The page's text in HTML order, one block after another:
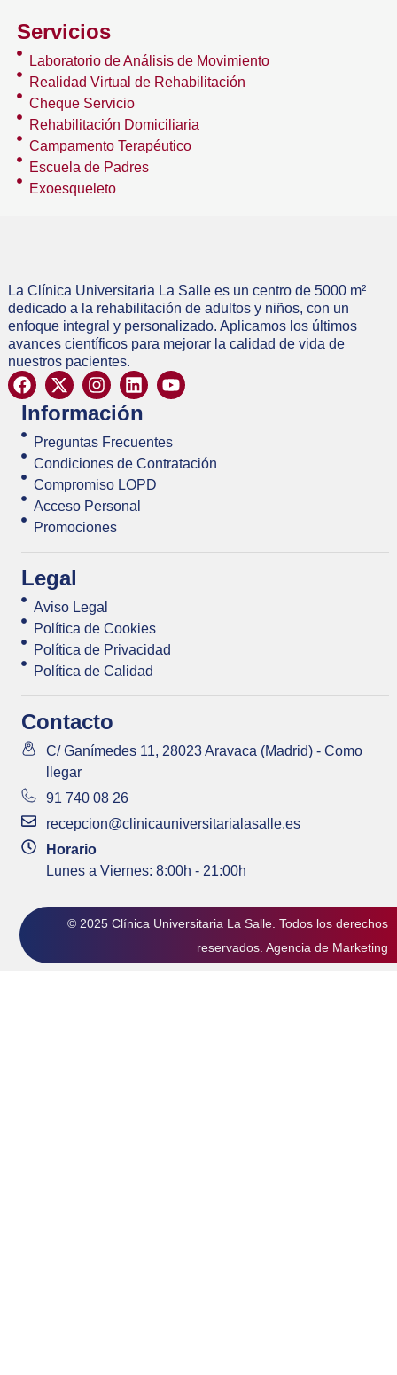
Servicios
Laboratorio de Análisis de Movimiento
Realidad Virtual de Rehabilitación
Cheque Servicio
Rehabilitación Domiciliaria
Campamento Terapéutico
Escuela de Padres
Exoesqueleto
La Clínica Universitaria La Salle es un centro de 5000 m²
dedicado a la rehabilitación de adultos y niños, con un
enfoque integral y personalizado. Aplicamos los últimos
avances científicos para mejorar la calidad de vida de
nuestros pacientes.
Información
Preguntas Frecuentes
Condiciones de Contratación
Compromiso LOPD
Acceso Personal
Promociones
Legal
Aviso Legal
Política de Cookies
Política de Privacidad
Política de Calidad
Contacto
C/ Ganímedes 11, 28023 Aravaca (Madrid) - Como
llegar
91 740 08 26
recepcion@clinicauniversitarialasalle.es
Horario
Lunes a Viernes: 8:00h - 21:00h
© 2025 Clínica Universitaria La Salle. Todos los derechos
reservados. Agencia de Marketing